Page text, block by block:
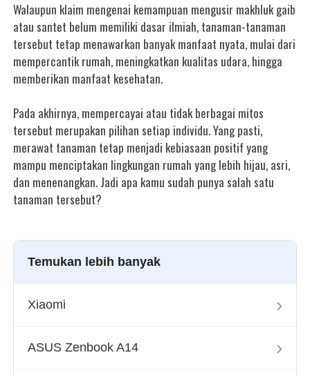
Walaupun klaim mengenai kemampuan mengusir makhluk gaib
atau santet belum memiliki dasar ilmiah, tanaman-tanaman
tersebut tetap menawarkan banyak manfaat nyata, mulai dari
mempercantik rumah, meningkatkan kualitas udara, hingga
memberikan manfaat kesehatan.
Pada akhirnya, mempercayai atau tidak berbagai mitos
tersebut merupakan pilihan setiap individu. Yang pasti,
merawat tanaman tetap menjadi kebiasaan positif yang
mampu menciptakan lingkungan rumah yang lebih hijau, asri,
dan menenangkan. Jadi apa kamu sudah punya salah satu
tanaman tersebut?
Temukan lebih banyak
Xiaomi ›
ASUS Zenbook A14 ›